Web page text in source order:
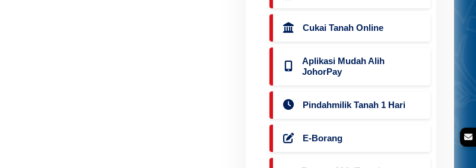
Cukai Tanah Online
Aplikasi Mudah Alih
JohorPay
Pindahmilik Tanah 1 Hari
E-Borang